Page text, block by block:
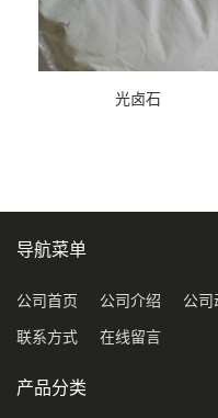
光卤石
导航菜单
公司首页 公司介绍 公司
联系方式 在线留言
产品分类